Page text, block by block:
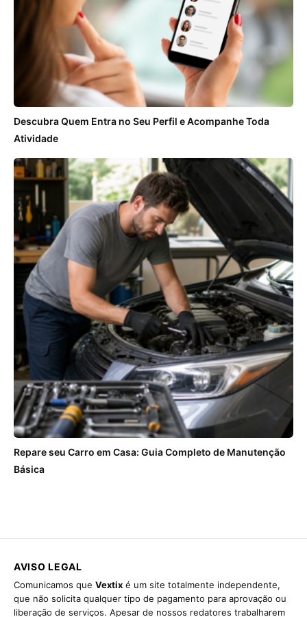
Descubra Quem Entra no Seu Perfil e Acompanhe Toda
Atividade
Repare seu Carro em Casa: Guia Completo de Manutenção
Básica
AVISO LEGAL
Comunicamos que Vextix é um site totalmente independente,
que não solicita qualquer tipo de pagamento para aprovação ou
liberação de serviços. Apesar de nossos redatores trabalharem